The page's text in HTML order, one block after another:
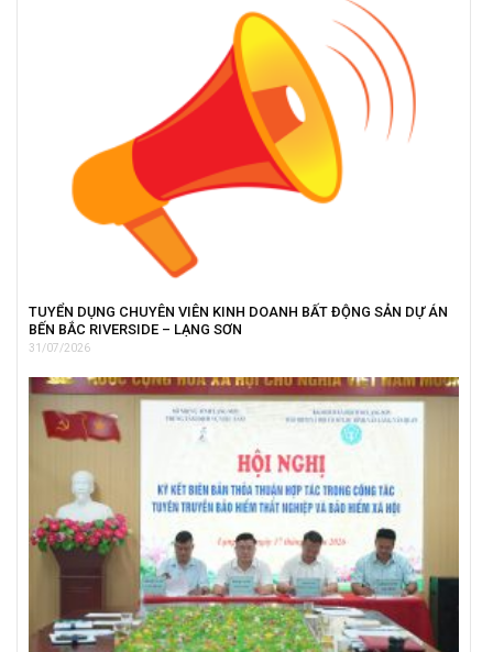
TUYỂN DỤNG CHUYÊN VIÊN KINH DOANH BẤT ĐỘNG SẢN DỰ ÁN
BẾN BẮC RIVERSIDE – LẠNG SƠN
31/07/2026